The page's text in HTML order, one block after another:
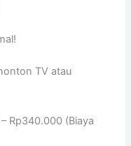
TV atau
– Rp340.000 (Biaya